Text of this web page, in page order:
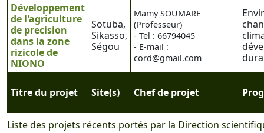
Liste des projets récents portés par la Direction
Titre du projet Site(s) Chef de projet
Développement
de l'agriculture
de precision
dans la zone
rizicole de
NIONO
Sotuba,
Sikasso,
Ségou
Mamy SOUMARE
(Professeur)
- Tel : 66794045
- E-mail :
cord@gmail.com